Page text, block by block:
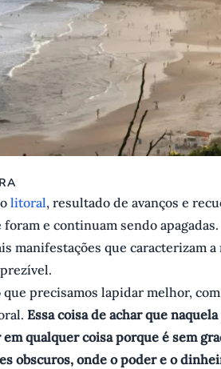
litoral, resultado de avanços e
e continuam sendo
manifestações que caracterizam a
precisamos lapidar melhor,
Essa coisa de achar que
qualquer coisa porque é sem
obscuros, onde o poder e o